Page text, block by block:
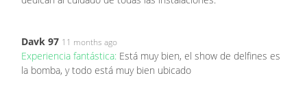
Davk 97 11 months ago
Experiencia fantástica: Está muy bien, el show de delfines es
la bomba, y todo está muy bien ubicado